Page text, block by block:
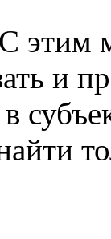
этим
и